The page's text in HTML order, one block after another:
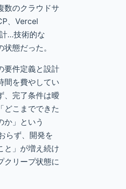
数のクラウドサ
、Vercel
…技術的な
状態だった。
要件定義と設計
間を費やしてい
、完了条件は曖
どこまでできた
か」という
らず、開発を
と」が増え続け
クリープ状態に